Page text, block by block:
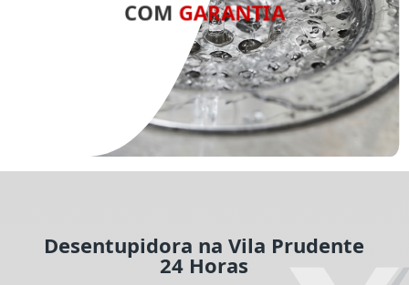
COM GARANTIA
Desentupidora na Vila Prudente
24 Horas